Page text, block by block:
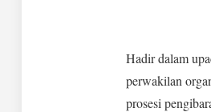
Hadir dalam
perwakilan
prosesi